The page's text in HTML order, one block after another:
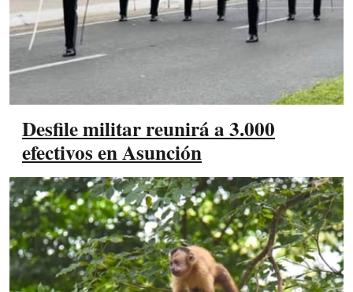
Desfile militar reunirá a 3.000
efectivos en Asunción